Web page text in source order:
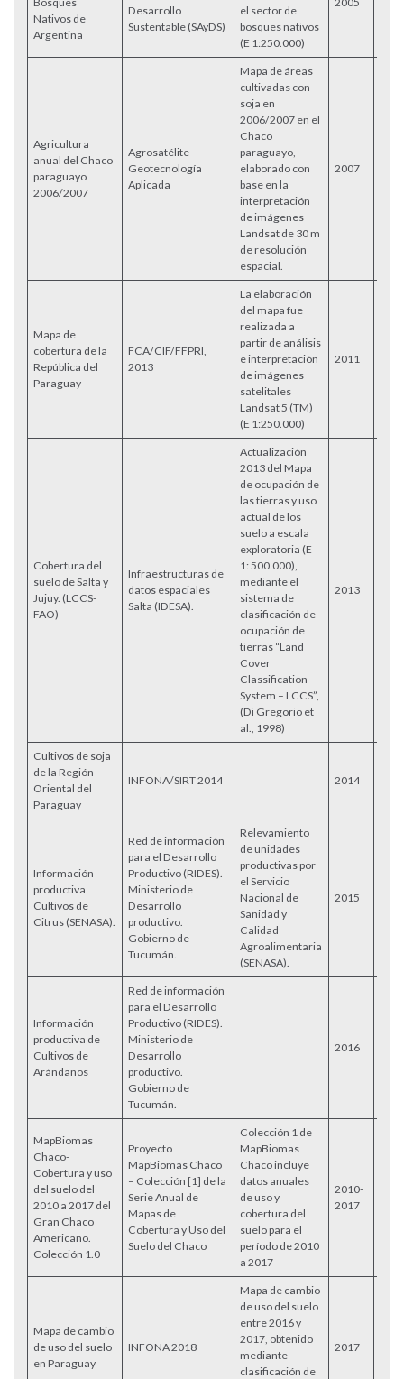
Nativos de
Argentina
Desarrollo
Sustentable (SAyDS)
el sector de
bosques nativos
(E 1:250.000)
Agricultura
anual del Chaco
paraguayo
2006/2007
Agrosatélite
Geotecnología
Aplicada
Mapa de áreas
cultivadas con
soja en
2006/2007 en el
Chaco
paraguayo,
elaborado con
base en la
interpretación
de imágenes
Landsat de 30 m
de resolución
espacial.
2007
Mapa de
cobertura de la
República del
Paraguay
FCA/CIF/FFPRI,
2013
La elaboración
del mapa fue
realizada a
partir de análisis
e interpretación
de imágenes
satelitales
Landsat 5 (TM)
(E 1:250.000)
2011
Cobertura del
suelo de Salta y
Jujuy. (LCCS-
FAO)
Infraestructuras de
datos espaciales
Salta (IDESA).
Actualización
2013 del Mapa
de ocupación de
las tierras y uso
actual de los
suelo a escala
exploratoria (E
1: 500.000),
mediante el
sistema de
clasificación de
ocupación de
tierras “Land
Cover
Classification
System – LCCS”,
(Di Gregorio et
al., 1998)
2013
Cultivos de soja
de la Región
Oriental del
Paraguay
INFONA/SIRT 2014 2014
Información
productiva
Cultivos de
Citrus (SENASA).
Red de información
para el Desarrollo
Productivo (RIDES).
Ministerio de
Desarrollo
productivo.
Gobierno de
Tucumán.
Relevamiento
de unidades
productivas por
el Servicio
Nacional de
Sanidad y
Calidad
Agroalimentaria
(SENASA).
2015
Información
productiva de
Cultivos de
Arándanos
Red de información
para el Desarrollo
Productivo (RIDES).
Ministerio de
Desarrollo
productivo.
Gobierno de
Tucumán.
2016
MapBiomas
Chaco-
Cobertura y uso
del suelo del
2010 a 2017 del
Gran Chaco
Americano.
Colección 1.0
Proyecto
MapBiomas Chaco
– Colección [1] de la
Serie Anual de
Mapas de
Cobertura y Uso del
Suelo del Chaco
Colección 1 de
MapBiomas
Chaco incluye
datos anuales
de uso y
cobertura del
suelo para el
período de 2010
a 2017
2010-
2017
Mapa de cambio
de uso del suelo
en Paraguay
INFONA 2018
Mapa de cambio
de uso del suelo
entre 2016 y
2017, obtenido
mediante
clasificación de
2017